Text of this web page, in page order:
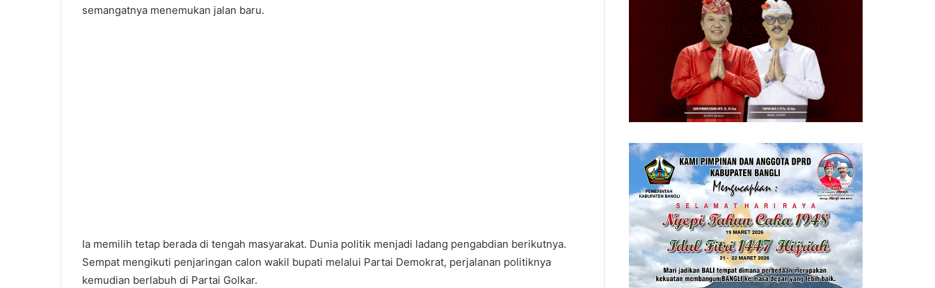
semangatnya menemukan jalan baru.
Ia memilih tetap berada di tengah masyarakat. Dunia politik menjadi ladang pengabdian berikutnya.
Sempat mengikuti penjaringan calon wakil bupati melalui Partai Demokrat, perjalanan politiknya
kemudian berlabuh di Partai Golkar.